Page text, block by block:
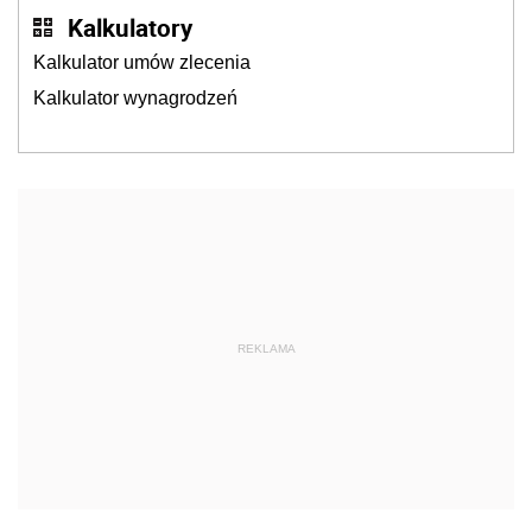
Kalkulatory
Kalkulator umów zlecenia
Kalkulator wynagrodzeń
REKLAMA